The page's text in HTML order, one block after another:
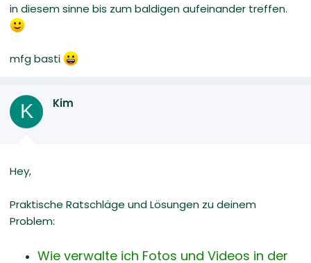
in diesem sinne bis zum baldigen aufeinander treffen.
mfg basti
K Kim
Hey,
Praktische Ratschläge und Lösungen zu deinem
Problem:
Wie verwalte ich Fotos und Videos in der